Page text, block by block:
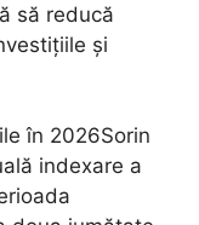
să reducă
și
în 2026Sorin
indexare a